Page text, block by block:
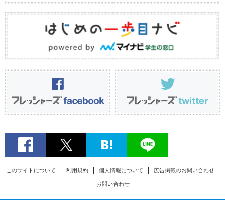
このサイトについて 利用規約 個人情報について 広告掲載のお問い合わせ
お問い合わせ